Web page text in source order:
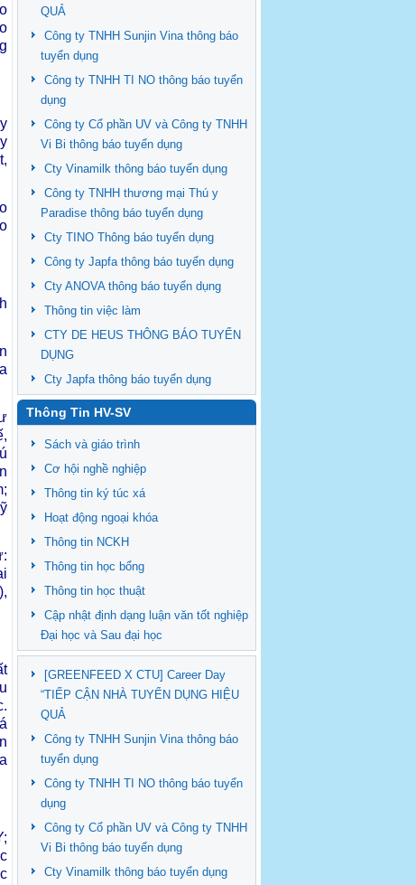
QUẢ
Công ty TNHH Sunjin Vina thông báo
tuyển dụng
Công ty TNHH TI NO thông báo tuyển
dụng
Công ty Cổ phần UV và Công ty TNHH
Vi Bi thông báo tuyển dụng
Cty Vinamilk thông báo tuyển dụng
Công ty TNHH thương mại Thú y
Paradise thông báo tuyển dụng
Cty TINO Thông báo tuyển dụng
Công ty Japfa thông báo tuyển dụng
Cty ANOVA thông báo tuyển dụng
Thông tin việc làm
CTY DE HEUS THÔNG BÁO TUYỂN
DỤNG
Cty Japfa thông báo tuyển dụng
Thông Tin HV-SV
Sách và giáo trình
Cơ hội nghề nghiệp
Thông tin ký túc xá
Hoạt động ngoại khóa
Thông tin NCKH
Thông tin học bổng
Thông tin học thuật
Cập nhật định dạng luận văn tốt nghiệp
Đại học và Sau đại học
[GREENFEED X CTU] Career Day
“TIẾP CẬN NHÀ TUYỂN DỤNG HIỆU
QUẢ
Công ty TNHH Sunjin Vina thông báo
tuyển dụng
Công ty TNHH TI NO thông báo tuyển
dụng
Công ty Cổ phần UV và Công ty TNHH
Vi Bi thông báo tuyển dụng
Cty Vinamilk thông báo tuyển dụng